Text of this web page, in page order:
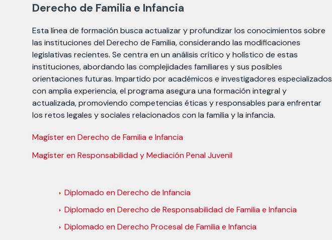
Derecho de Familia e Infancia
Esta línea de formación busca actualizar y profundizar los conocimientos sobre
las instituciones del Derecho de Familia, considerando las modificaciones
legislativas recientes. Se centra en un análisis crítico y holístico de estas
instituciones, abordando las complejidades familiares y sus posibles
orientaciones futuras. Impartido por académicos e investigadores especializados
con amplia experiencia, el programa asegura una formación integral y
actualizada, promoviendo competencias éticas y responsables para enfrentar
los retos legales y sociales relacionados con la familia y la infancia.
Magíster en Derecho de Familia e Infancia
Magíster en Responsabilidad y Mediación Penal Juvenil
Diplomado en Derecho de Infancia
Diplomado en Derecho de Responsabilidad de Familia e Infancia
Diplomado en Derecho Procesal de Familia e Infancia